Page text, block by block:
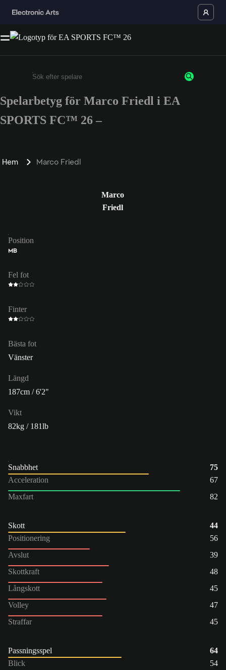
Ange minst 3 tecken eller siffror
Spelarbetyg för Marco Friedl i EA
SPORTS FC™ 26 –
Hem Marco Friedl
Marco
Friedl
Position
MB
Fel fot
Finter
Bästa fot
Vänster
Längd
187cm / 6'2"
Vikt
82kg / 181lb
Snabbhet
75
Acceleration
67
Maxfart
82
Skott
44
Positionering
56
Avslut
39
Skottkraft
48
Långskott
45
Volley
47
Straffar
45
Passningsspel
64
Blick
54